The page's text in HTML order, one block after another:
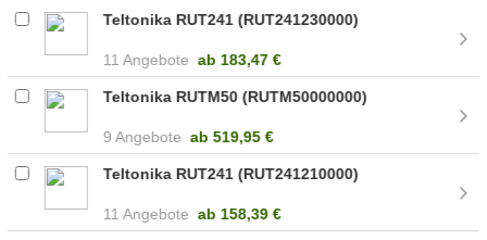
Teltonika RUT241 (RUT241230000)
11 Angebote ab 183,47 €
Teltonika RUTM50 (RUTM50000000)
9 Angebote ab 519,95 €
Teltonika RUT241 (RUT241210000)
11 Angebote ab 158,39 €